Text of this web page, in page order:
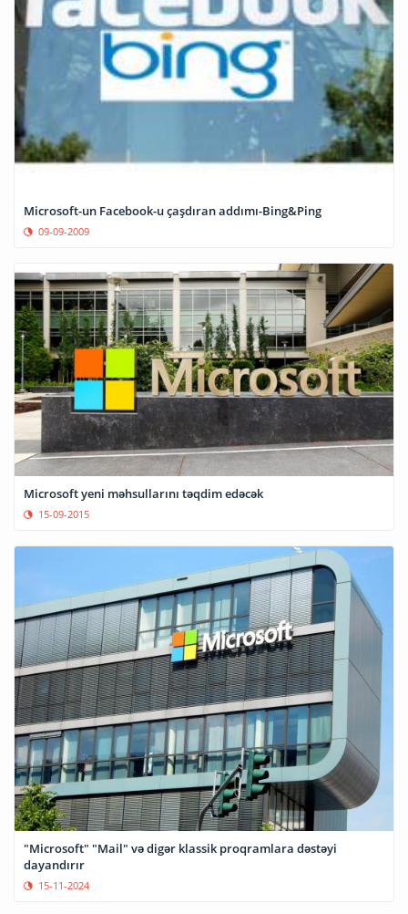
Microsoft-un Facebook-u çaşdıran addımı-Bing&Ping
09-09-2009
Microsoft yeni məhsullarını təqdim edəcək
15-09-2015
"Microsoft" "Mail" və digər klassik proqramlara dəstəyi
dayandırır
15-11-2024